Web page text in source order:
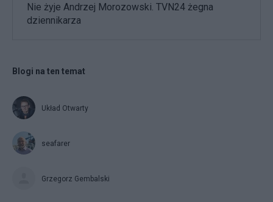
Nie żyje Andrzej Morozowski. TVN24 żegna
dziennikarza
Blogi na ten temat
Układ Otwarty
seafarer
Grzegorz Gembalski